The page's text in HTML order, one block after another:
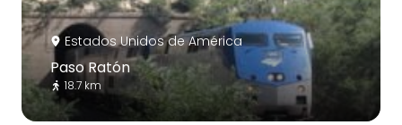
Estados Unidos de América
Paso Ratón
18.7 km